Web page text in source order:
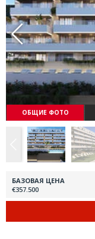
ОБЩИЕ ФОТО
БАЗОВАЯ ЦЕНА
€357.500